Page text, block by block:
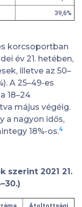
39,6%
korcsoportban
év 21. hetében,
illetve az 50–
A 25–49-es
18–24
május végéig.
a nagyon idős,
18%-os.4
szerint 2021 21.